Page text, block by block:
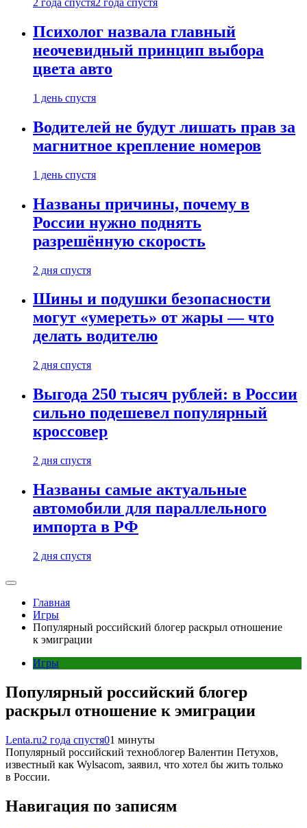
2 года спустя2 года спустя
Психолог назвала главный
неочевидный принцип выбора
цвета авто
1 день спустя
Водителей не будут лишать прав за
магнитное крепление номеров
1 день спустя
Названы причины, почему в
России нужно поднять
разрешённую скорость
2 дня спустя
Шины и подушки безопасности
могут «умереть» от жары — что
делать водителю
2 дня спустя
Выгода 250 тысяч рублей: в России
сильно подешевел популярный
кроссовер
2 дня спустя
Названы самые актуальные
автомобили для параллельного
импорта в РФ
2 дня спустя
Главная
Игры
Популярный российский блогер раскрыл отношение
к эмиграции
Игры
Популярный российский блогер
раскрыл отношение к эмиграции
Lenta.ru2 года спустя01 минуты
Популярный российский техноблогер Валентин Петухов,
известный как Wylsacom, заявил, что хотел бы жить только
в России.
Навигация по записям